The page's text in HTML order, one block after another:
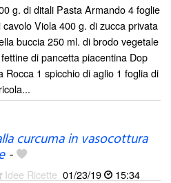
g. di ditali Pasta Armando 4 foglie
cavolo Viola 400 g. di zucca privata
buccia 250 ml. di brodo vegetale
di pancetta piacentina Dop
Rocca 1 spicchio di aglio 1 foglia di
curcuma in vasocottura
-
Idee Ricette 01/23/19
15:34